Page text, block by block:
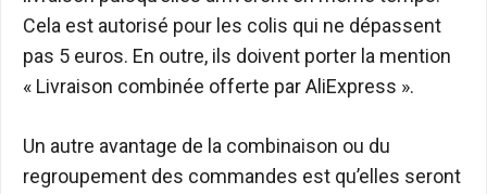
Cela est autorisé pour les colis qui ne dépassent
pas 5 euros. En outre, ils doivent porter la mention
« Livraison combinée offerte par AliExpress ».
Un autre avantage de la combinaison ou du
regroupement des commandes est qu’elles seront